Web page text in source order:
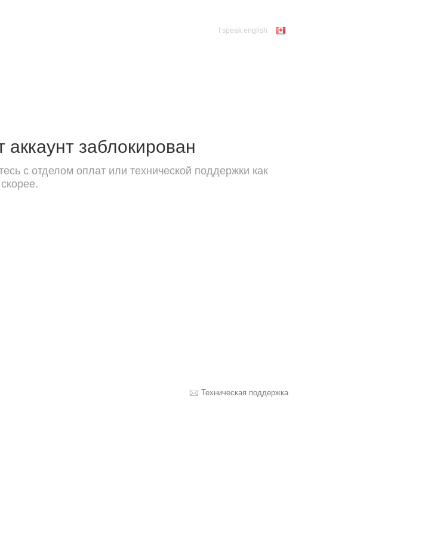
I speak english
аккаунт заблокирован
с отделом оплат или технической поддержки как
Техническая поддержка